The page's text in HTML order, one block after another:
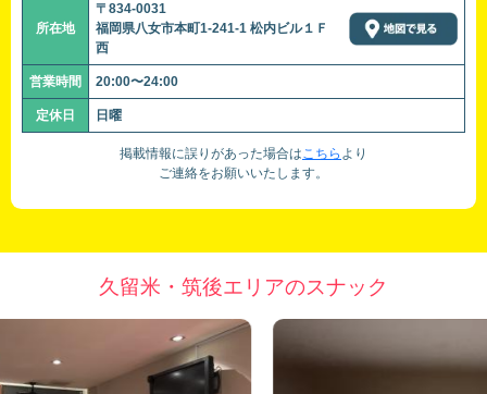
所在地
〒834-0031
福岡県八女市本町1-241-1 松内ビル１Ｆ
西
営業時間 20:00〜24:00
定休日 日曜
掲載情報に誤りがあった場合はこちら より
ご連絡をお願いいたします。
久留米・筑後エリアのスナック